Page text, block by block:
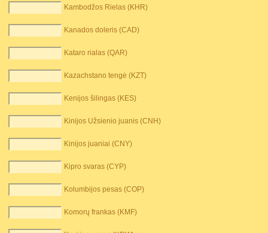
Kambodžos Rielas (KHR)
Kanados doleris (CAD)
Kataro rialas (QAR)
Kazachstano tengė (KZT)
Kenijos šilingas (KES)
Kinijos Užsienio juanis (CNH)
Kinijos juaniai (CNY)
Kipro svaras (CYP)
Kolumbijos pesas (COP)
Komorų frankas (KMF)